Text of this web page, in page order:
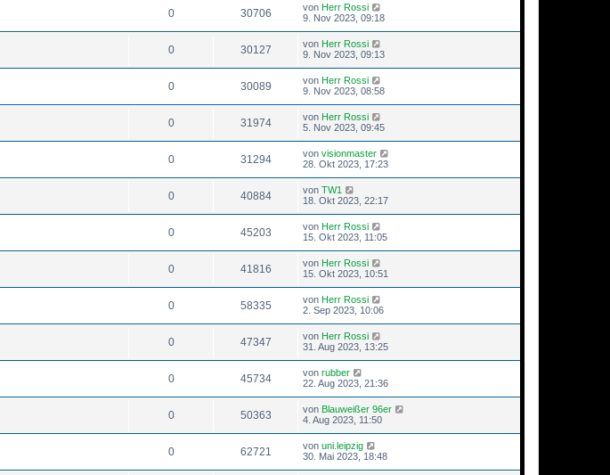
0 30706 von Herr Rossi
9. Nov 2023, 09:18
0 30127 von Herr Rossi
9. Nov 2023, 09:13
0 30089 von Herr Rossi
9. Nov 2023, 08:58
0 31974 von Herr Rossi
5. Nov 2023, 09:45
0 31294 von visionmaster
28. Okt 2023, 17:23
0 40884 von TW1
18. Okt 2023, 22:17
0 45203 von Herr Rossi
15. Okt 2023, 11:05
0 41816 von Herr Rossi
15. Okt 2023, 10:51
0 58335 von Herr Rossi
2. Sep 2023, 10:06
0 47347 von Herr Rossi
31. Aug 2023, 13:25
0 45734 von rubber
22. Aug 2023, 21:36
0 50363 von Blauweißer 96er
4. Aug 2023, 11:50
0 62721 von uni.leipzig
30. Mai 2023, 18:48